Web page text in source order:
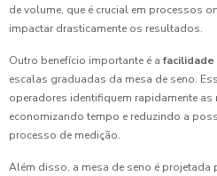
de volume, que é crucial em processos
impactar drasticamente os resultados.
Outro benefício importante é a
escalas graduadas da mesa de seno.
operadores identifiquem rapidamente as
economizando tempo e reduzindo a
processo de medição.
Além disso, a mesa de seno é projetada